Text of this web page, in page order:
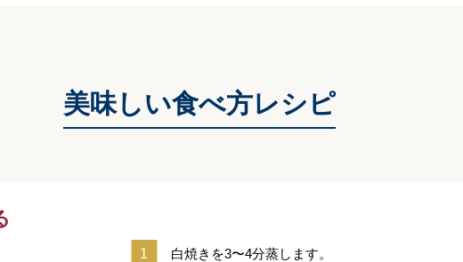
美味しい食べ方レシピ
白焼きを3〜4分蒸します。